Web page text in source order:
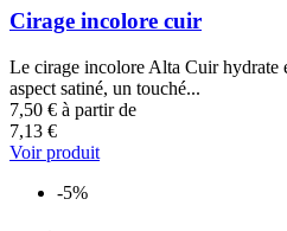
Cirage incolore cuir
Le cirage incolore Alta Cuir hydrate
aspect satiné, un touché...
7,50 € à partir de
7,13 €
Voir produit
-5%